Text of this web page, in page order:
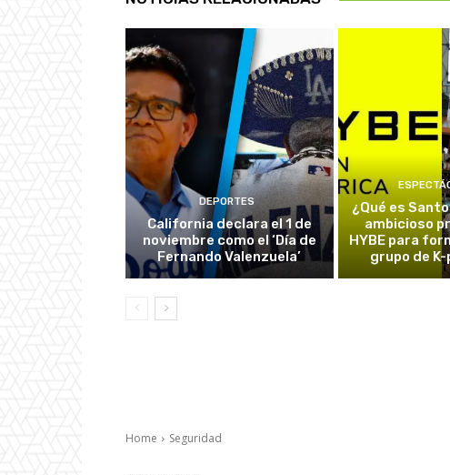
DEPORTES
California declara el 1 de
noviembre como el ‘Día de
Fernando Valenzuela’
¿Qué es
ambicioso
HYBE para
grupo de